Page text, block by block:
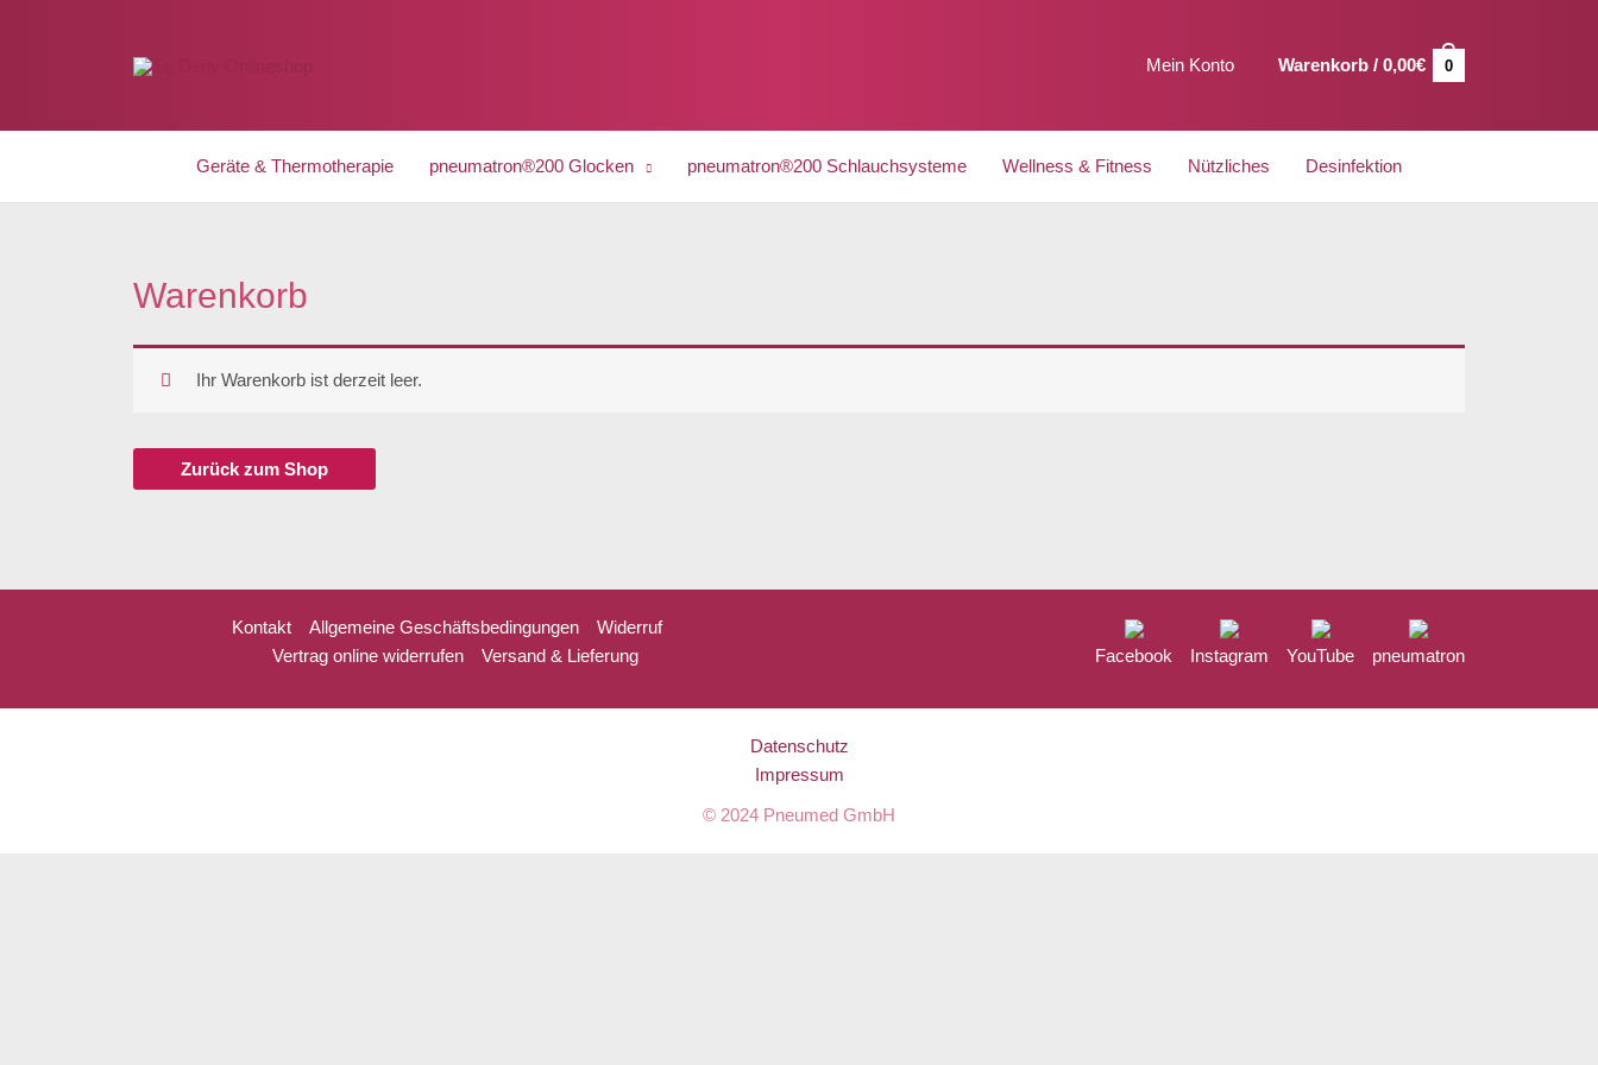
Mein Konto Warenkorb / 0,00€ 0
Geräte & Thermotherapie pneumatron®200 Glocken pneumatron®200 Schlauchsysteme Wellness & Fitness Nützliches Desinfektion
Warenkorb
Ihr Warenkorb ist derzeit leer.
Zurück zum Shop
Kontakt Allgemeine Geschäftsbedingungen
Widerruf
Vertrag online widerrufen
Versand & Lieferung pneumatron
YouTube
Instagram
Facebook
Datenschutz
Impressum
© 2024 Pneumed GmbH